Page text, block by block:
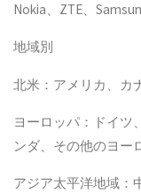
Nokia、ZTE、
地域別
北米：アメリカ、カ
ヨーロッパ：ドイツ
ンダ、その他のヨー
アジア太平洋地域：